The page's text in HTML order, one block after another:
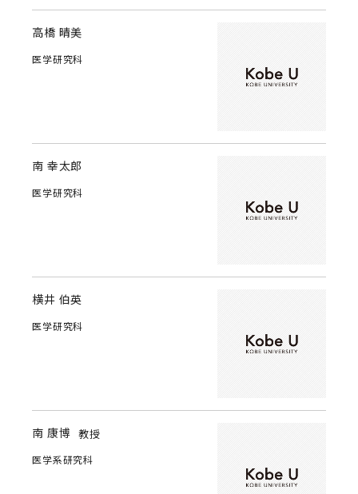
高橋 晴美
医学研究科
南 幸太郎
医学研究科
横井 伯英
医学研究科
南 康博 教授
医学系研究科